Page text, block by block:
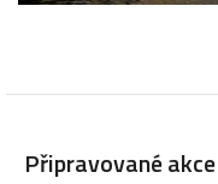
Připravované akce